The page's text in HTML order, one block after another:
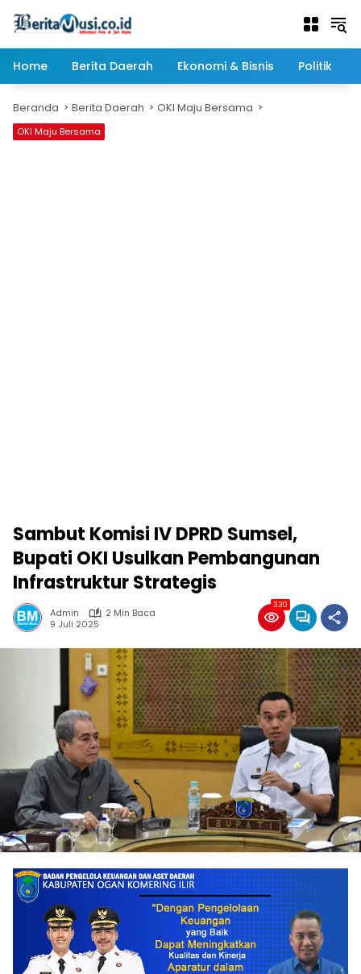
Home
Berita Daerah Ekonomi & Bisnis Politik
Beranda Berita Daerah OKI Maju Bersama
OKI Maju Bersama
Sambut Komisi IV DPRD Sumsel,
Bupati OKI Usulkan Pembangunan
Infrastruktur Strategis
Admin
2 Min Baca
9 Juli 2025
330